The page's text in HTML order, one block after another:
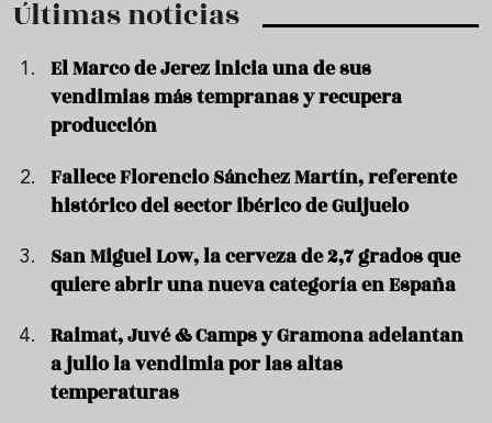
Últimas noticias
El Marco de Jerez inicia una de sus
vendimias más tempranas y recupera
producción
Fallece Florencio Sánchez Martín, referente
histórico del sector ibérico de Guijuelo
San Miguel Low, la cerveza de 2,7 grados que
quiere abrir una nueva categoría en España
Raimat, Juvé & Camps y Gramona adelantan
a julio la vendimia por las altas
temperaturas